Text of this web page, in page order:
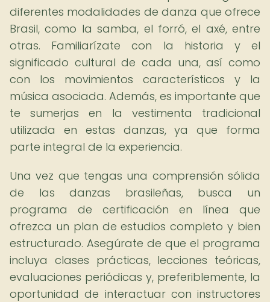
diferentes modalidades de danza que ofrece
Brasil, como la samba, el forró, el axé, entre
otras. Familiarízate con la historia y el
significado cultural de cada una, así como
con los movimientos característicos y la
música asociada. Además, es importante que
te sumerjas en la vestimenta tradicional
utilizada en estas danzas, ya que forma
parte integral de la experiencia.
Una vez que tengas una comprensión sólida
de las danzas brasileñas, busca un
programa de certificación en línea que
ofrezca un plan de estudios completo y bien
estructurado. Asegúrate de que el programa
incluya clases prácticas, lecciones teóricas,
evaluaciones periódicas y, preferiblemente, la
oportunidad de interactuar con instructores